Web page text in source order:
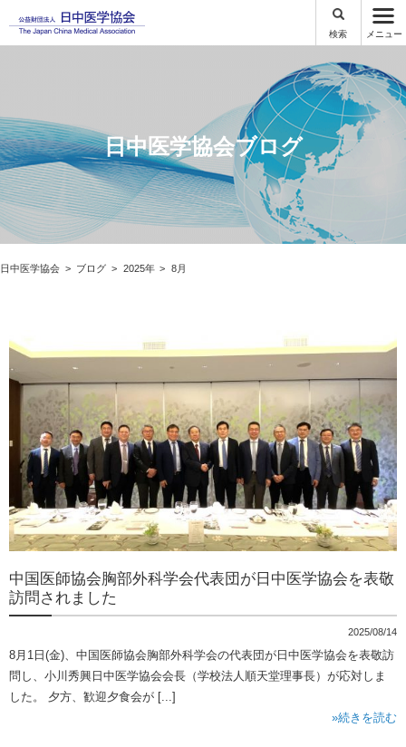
検索 メニュー
日中医学協会ブログ
日中医学協会 ブログ 2025年 8月
中国医師協会胸部外科学会代表団が日中医学協会を表敬
訪問されました
2025/08/14
8月1日(金)、中国医師協会胸部外科学会の代表団が日中医学協会を表敬訪
問し、小川秀興日中医学協会会長（学校法人順天堂理事長）が応対しま
した。 夕方、歓迎夕食会が [...]
»続きを読む